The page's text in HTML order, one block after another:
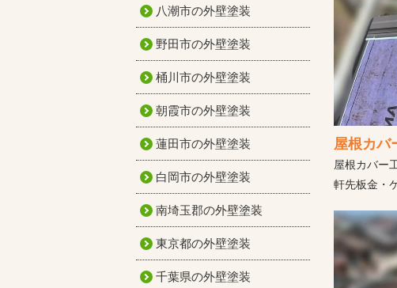
屋根カバ
屋根カバー
軒先板金・
八潮市の外壁塗装
野田市の外壁塗装
桶川市の外壁塗装
朝霞市の外壁塗装
蓮田市の外壁塗装
白岡市の外壁塗装
南埼玉郡の外壁塗装
東京都の外壁塗装
千葉県の外壁塗装